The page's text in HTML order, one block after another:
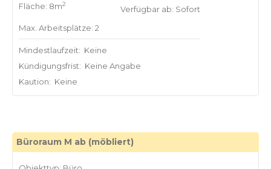
Fläche: 8m2
Max. Arbeitsplätze: 2
Verfügbar ab: Sofort
Mindestlaufzeit: Keine
Kündigungsfrist: Keine Angabe
Kaution: Keine
Büroraum M ab (möbliert)